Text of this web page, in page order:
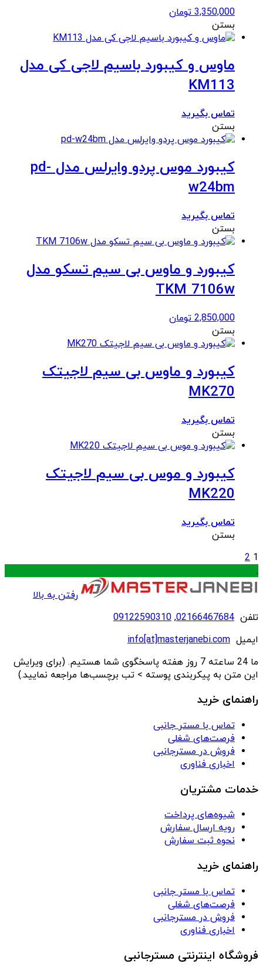
3,350,000 تومان
بستن
ماوس و کیبورد باسیم لاجی کی مدل
KM113
تماس بگیرید
بستن
کیبورد موس پردو وایرلس مدل pd-
w24bm
تماس بگیرید
بستن
کیبورد و ماوس بی سیم تسکو مدل
TKM 7106w
2,850,000 تومان
بستن
کیبورد و ماوس بی سیم لاجیتک
MK270
تماس بگیرید
بستن
کیبورد و موس بی سیم لاجیتک
MK220
تماس بگیرید
بستن
1
2
.
رفتن به بالا
تلفن 02166467684
,
09122590310
ایمیل info[at]masterjanebi.com
ما 24 ساعته 7 روز هفته پاسخگوی شما هستیم. (برای ویرایش
این متن به پیکربندی پوسته > تب برچسب‌ها مراجعه نمایید.)
راهنمای خرید
تماس با مستر جانبی
فرصت‌های شغلی
فروش در مسترجانبی
اخباری فناوری
خدمات مشتریان
شیوه‌های پرداخت
رویه ارسال سفارش
نحوه ثبت سفارش
راهنمای خرید
تماس با مستر جانبی
فرصت‌های شغلی
فروش در مسترجانبی
اخباری فناوری
فروشگاه اینترنتی مسترجانبی